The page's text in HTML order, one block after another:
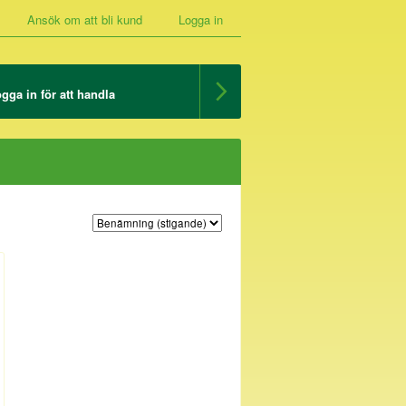
Ansök om att bli kund Logga in
in för att handla